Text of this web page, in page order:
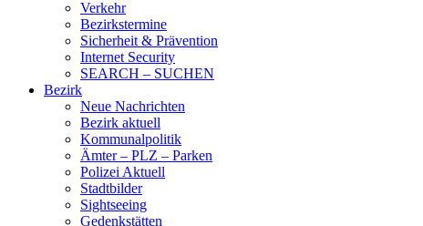
Verkehr
Bezirkstermine
Sicherheit & Prävention
Internet Security
SEARCH – SUCHEN
Bezirk
Neue Nachrichten
Bezirk aktuell
Kommunalpolitik
Ämter – PLZ – Parken
Polizei Aktuell
Stadtbilder
Sightseeing
Gedenkstätten